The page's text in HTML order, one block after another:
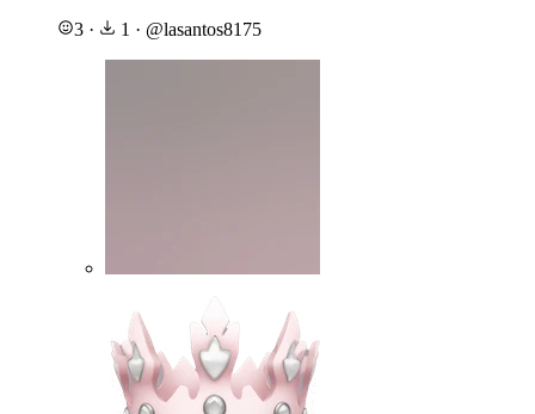
3 · 1 · @lasantos8175